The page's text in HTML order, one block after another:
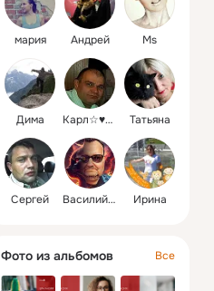
мария Андрей Ms
Дима Карл☆♥★♡♧ Татьяна
Сергей Василий kotBajun Ирина
Фото из альбомов Все